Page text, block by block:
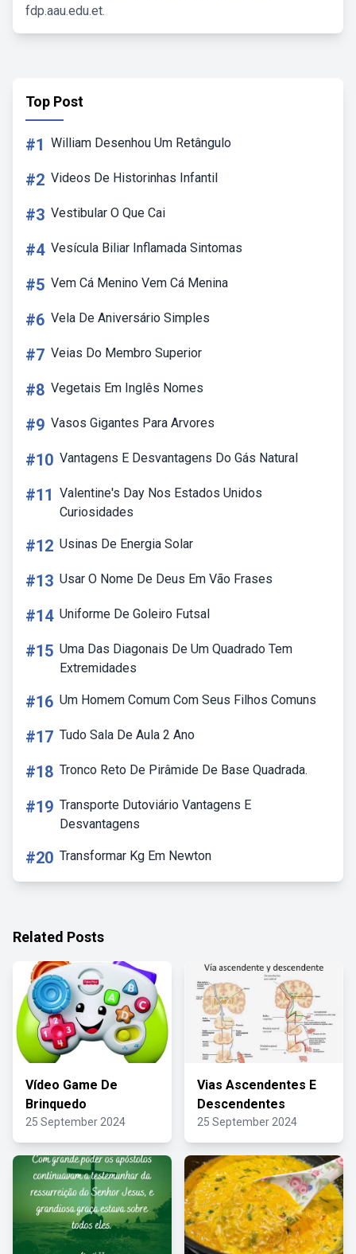
fdp.aau.edu.et.
Top Post
#1 William Desenhou Um Retângulo
#2 Videos De Historinhas Infantil
#3 Vestibular O Que Cai
#4 Vesícula Biliar Inflamada Sintomas
#5 Vem Cá Menino Vem Cá Menina
#6 Vela De Aniversário Simples
#7 Veias Do Membro Superior
#8 Vegetais Em Inglês Nomes
#9 Vasos Gigantes Para Arvores
#10 Vantagens E Desvantagens Do Gás Natural
#11 Valentine's Day Nos Estados Unidos
Curiosidades
#12 Usinas De Energia Solar
#13 Usar O Nome De Deus Em Vão Frases
#14 Uniforme De Goleiro Futsal
#15 Uma Das Diagonais De Um Quadrado Tem
Extremidades
#16 Um Homem Comum Com Seus Filhos Comuns
#17 Tudo Sala De Aula 2 Ano
#18 Tronco Reto De Pirâmide De Base Quadrada.
#19 Transporte Dutoviário Vantagens E
Desvantagens
#20 Transformar Kg Em Newton
Related Posts
Vídeo Game De
Brinquedo
25 September 2024
Vias Ascendentes E
Descendentes
25 September 2024